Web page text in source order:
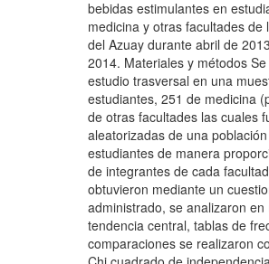
bebidas estimulantes en
medicina y otras facultades de
del Azuay durante abril de
2014. Materiales y métodos
estudio trasversal en una
estudiantes, 251 de medicina
de otras facultades las cuales
aleatorizadas de una
estudiantes de manera
de integrantes de cada
obtuvieron mediante un
administrado, se analizaron en
tendencia central, tablas de
comparaciones se realizaron